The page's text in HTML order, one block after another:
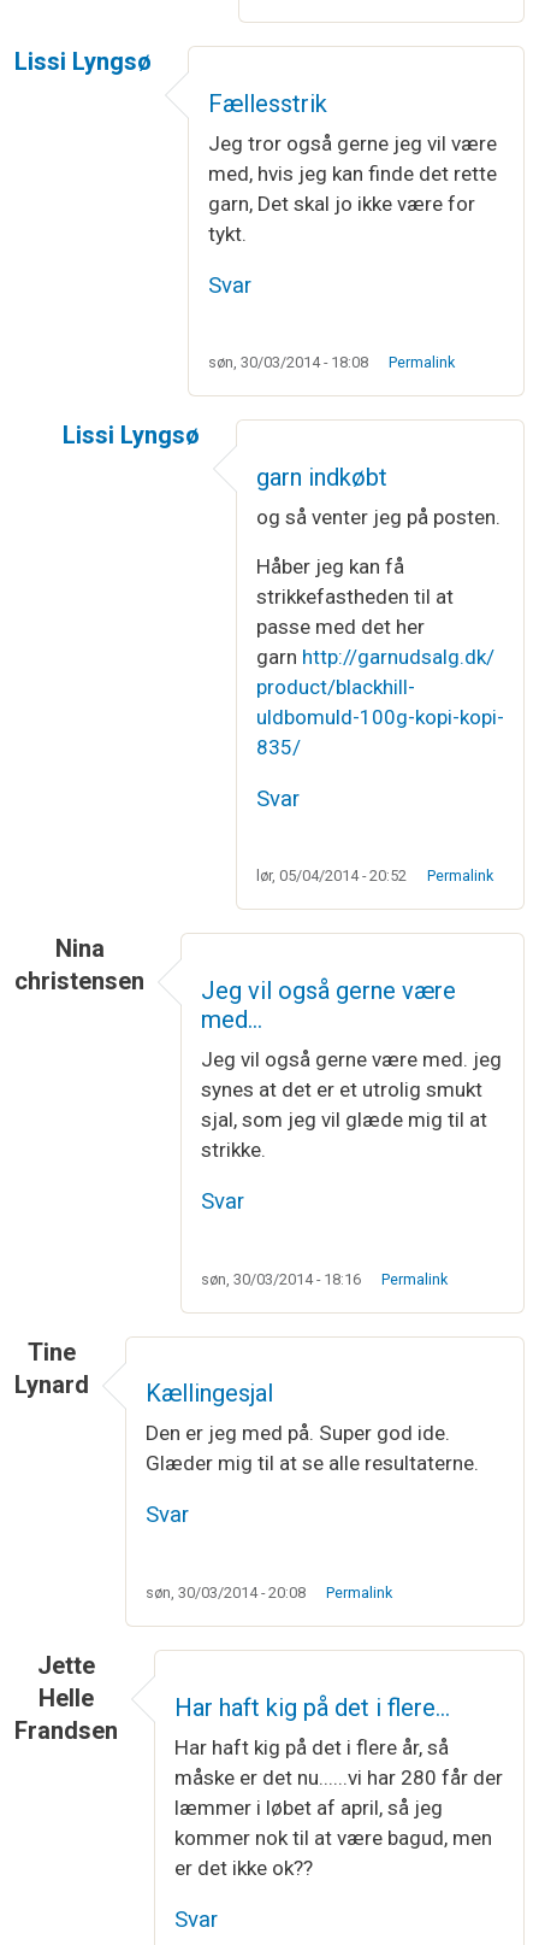
Lissi Lyngsø
Fællesstrik
Jeg tror også gerne jeg vil være
med, hvis jeg kan finde det rette
garn, Det skal jo ikke være for
tykt.
Svar
søn, 30/03/2014 - 18:08 Permalink
Lissi Lyngsø
Fællesstrikaf Lissi Lyngsø
garn indkøbt
og så venter jeg på posten.
Håber jeg kan få
strikkefastheden til at
passe med det her
garn http://garnudsalg.dk/
product/blackhill-
uldbomuld-100g-kopi-kopi-
835/
Svar
lør, 05/04/2014 - 20:52 Permalink
Nina
christensen
Jeg vil også gerne være
med…
Jeg vil også gerne være med. jeg
synes at det er et utrolig smukt
sjal, som jeg vil glæde mig til at
strikke.
Svar
søn, 30/03/2014 - 18:16 Permalink
Tine
Lynard
Kællingesjal
Den er jeg med på. Super god ide.
Glæder mig til at se alle resultaterne.
Svar
søn, 30/03/2014 - 20:08 Permalink
Jette
Helle
Frandsen
Har haft kig på det i flere…
Har haft kig på det i flere år, så
måske er det nu......vi har 280 får der
læmmer i løbet af april, så jeg
kommer nok til at være bagud, men
er det ikke ok??
Svar